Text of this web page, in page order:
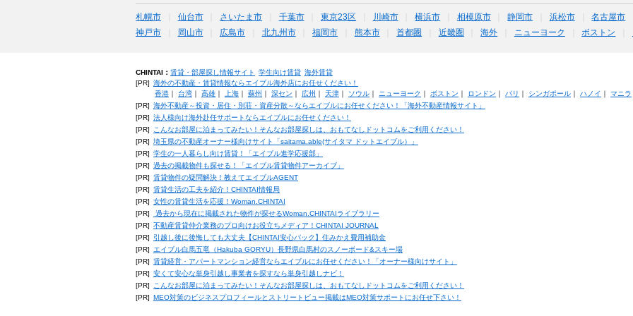
札幌市 仙台市 さいたま市 千葉市 東京23区 川崎市 横浜市 相模原市 静岡市 浜松市 名古屋市
神戸市
岡山市 広島市 北九州市 福岡市 熊本市 首都圏 近畿圏 海外 ニューヨーク ボストン
CHINTAI： 賃貸・部屋探し情報サイト 学生向け賃貸 海外賃貸
[PR] 海外の不動産・賃貸情報ならエイブル海外店にお任せください！
香港｜ 台湾｜ 高雄｜ 上海｜ 蘇州 深セン 広州 天津｜ ソウル｜ ニューヨーク ボストン ロンドン パリ シンガポール｜ ハノイ マニラ
[PR] 海外不動産～投資・居住・別荘・資産分散～ならエイブルにお任せください！「海外不動産情報サイト」
[PR] 法人様向け海外赴任サポートならエイブルにお任せください！
[PR]
こんなお部屋に泊まってみたい！そんなお部屋探しは、おもてなしドットコムをご利用ください！
[PR] 埼玉県の不動産オーナー様向けサイト「saitama.able(サイタマ ドットエイブル）」
[PR] 学生の一人暮らし向け賃貸！「エイブル進学応援部」
[PR] 過去の掲載物件も探せる！「エイブル賃貸物件アーカイブ」
[PR] 賃貸物件の疑問解決！教えてエイブルAGENT
[PR] 賃貸生活の工夫を紹介！CHINTAI情報局
[PR] 女性の賃貸生活を応援！Woman.CHINTAI
[PR]
過去から現在に掲載された物件が探せるWoman.CHINTAIライブラリー
[PR] 不動産賃貸仲介業務のプロ向けお役立ちメディア！CHINTAI JOURNAL
[PR]
引越し後に後悔しても大丈夫【CHINTAI安心パック】住みかえ費用補助金
[PR] エイブル白馬五竜（Hakuba GORYU）長野県白馬村のスノーボード&スキー場
[PR] 賃貸経営・アパートマンション経営ならエイブルにお任せください！「オーナー様向けサイト」
[PR] 安くて安心な単身引越し事業者を探すなら単身引越しナビ！
[PR]
こんなお部屋に泊まってみたい！そんなお部屋探しは、おもてなしドットコムをご利用ください！
[PR] MEO対策のビジネスプロフィールとストリートビュー掲載はMEO対策サポートにお任せ下さい！